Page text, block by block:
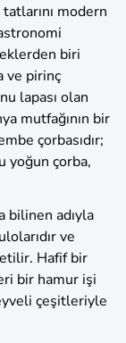
modern
biri
ve pirinç
lapası olan
mutfağının bir
çorbasıdır;
yoğun çorba,
bilinen adıyla
ve
Hafif bir
bir hamur işi
çeşitleriyle